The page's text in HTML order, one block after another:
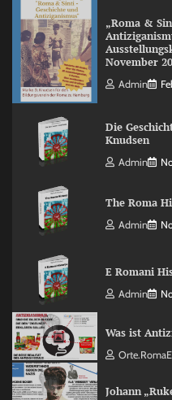
„Roma &
November
Admin
Die
Knudsen
Admin
The Roma
Admin
E Romani
Admin
Was ist
Johann